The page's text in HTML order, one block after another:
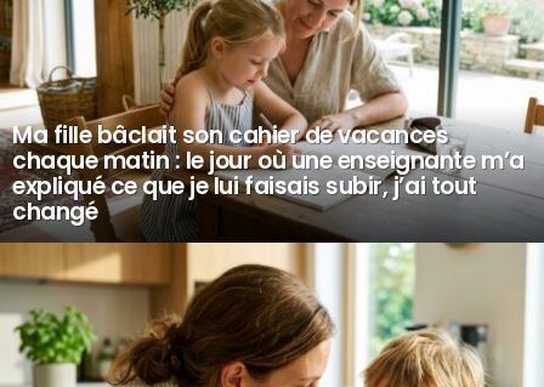
Ma fille bâclait son cahier de vacances
chaque matin : le jour où une enseignante m’a
expliqué ce que je lui faisais subir, j’ai tout
changé